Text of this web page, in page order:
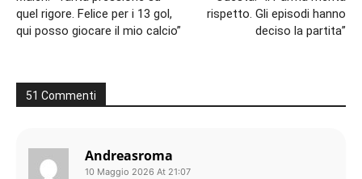
quel rigore. Felice per i 13 gol,
qui posso giocare il mio calcio”
rispetto. Gli episodi hanno
deciso la partita”
51 Commenti
Andreasroma
10 Maggio 2026 At 21:07